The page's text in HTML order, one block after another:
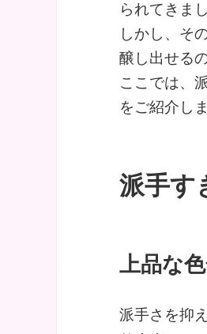
られてきま
しかし、そ
醸し出せる
ここでは、
をご紹介しま
派手す
上品な
派手さを抑